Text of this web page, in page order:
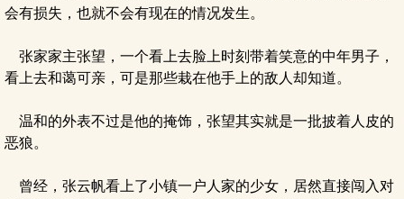
会有损失，也就不会有现在的情况发生。
张家家主张望，一个看上去脸上时刻带着笑意的中年男子，
看上去和蔼可亲，可是那些栽在他手上的敌人却知道。
温和的外表不过是他的掩饰，张望其实就是一批披着人皮的
恶狼。
曾经，张云帆看上了小镇一户人家的少女，居然直接闯入对